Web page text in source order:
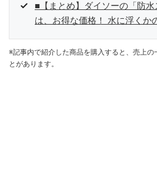
■【まとめ】ダイソーの「防
は、お得な価格！ 水に浮くか
※記事内で紹介した商品を購入すると、売上の
とがあります。